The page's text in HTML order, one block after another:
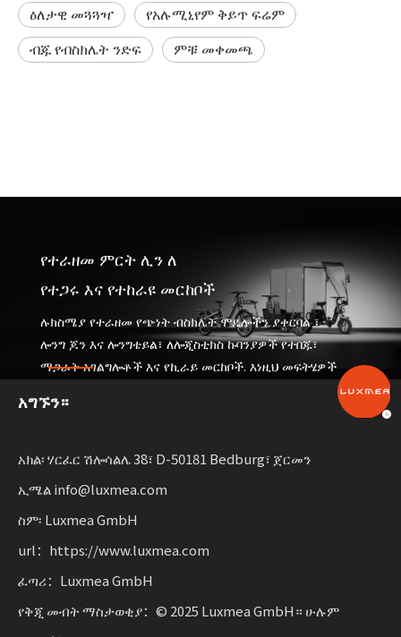
ዕለታዊ መጓጓዣ
የአሉሚኒየም ቅይጥ ፍሬም
ብጁ የብስክሌት ንድፍ
ምቹ መቀመጫ
የተራዘመ ምርት ሊን ለ
የተጋሩ እና የተከራዩ መርከቦች
ሉክስሜያ የተራዘመ የጭነት ብስክሌት ሞዴሎችን ያቀርባል ፣
ሎንግ ጆን እና ሎንግቴይል፣ ለሎጂስቲክስ ኩባንያዎች የተበጁ፣
ማጋራት አገልግሎቶች እና የኪራይ መርከቦች. እነዚህ መፍትሄዎች
ዘላቂነት ያለው እንቅስቃሴን ለሚጨምሩ ንግዶች በተለዋዋጭነት።
አግኙን።
አክል፡ ሃርፈር ሽሎሳልሌ 38፣ D-50181 Bedburg፣ ጀርመን
ኢሜል info@luxmea.com
ስም፡ Luxmea GmbH
url：https://www.luxmea.com
ፈጣሪ：Luxmea GmbH
የቅጂ መብት ማስታወቂያ：© 2025 Luxmea GmbH። ሁሉም